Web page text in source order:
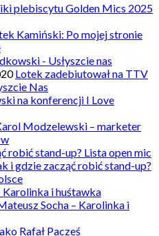
plebiscytu Golden Mics 2025
Kamiński: Po mojej stronie
Lotek zadebiutował na TTV
Nas
Modzelewski – marketer
i gdzie zacząć robić stand-up?
Socha – Karolinka i